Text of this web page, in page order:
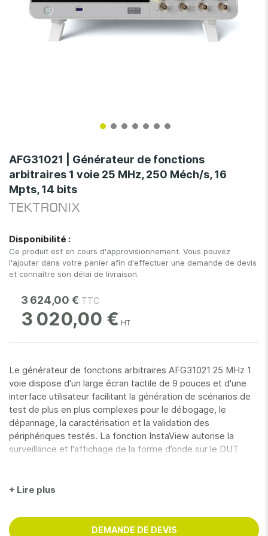
to
the
beginning
of
the
AFG31021 | Générateur de fonctions
arbitraires 1 voie 25 MHz, 250 Méch/s, 16
Mpts, 14 bits
TEKTRONIX
Disponibilité :
Ce produit est en cours d'approvisionnement. Vous pouvez
l'ajouter dans votre panier afin d'effectuer une demande de devis
et connaître son délai de livraison.
3 624,00 €
3 020,00 €
Le générateur de fonctions arbitraires AFG31021 25 MHz 1
voie dispose d'un large écran tactile de 9 pouces et d'une
interface utilisateur facilitant la génération de scénarios de
test de plus en plus complexes pour le débogage, le
dépannage, la caractérisation et la validation des
périphériques testés. La fonction InstaView autorise la
surveillance et l'affichage de la forme d’onde sur le DUT
utilisateurs de créer et d’éditer des formes d’onde
Le générateur offre aussi un mode avancé en option qui
+ Lire plus
DEMANDE DE DEVIS